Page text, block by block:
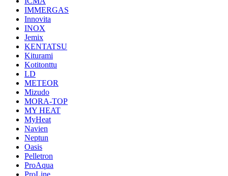
IMMERGAS
Innovita
INOX
Jemix
KENTATSU
Kiturami
Kotitonttu
LD
METEOR
Mizudo
MORA-TOP
MY HEAT
MyHeat
Navien
Neptun
Oasis
Pelletron
ProAqua
ProLine